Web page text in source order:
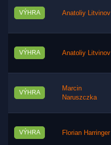
VÝHRA Anatoliy Litvinov
VÝHRA Anatoliy Litvinov
VÝHRA
Marcin
Naruszczka
VÝHRA Florian Harringer